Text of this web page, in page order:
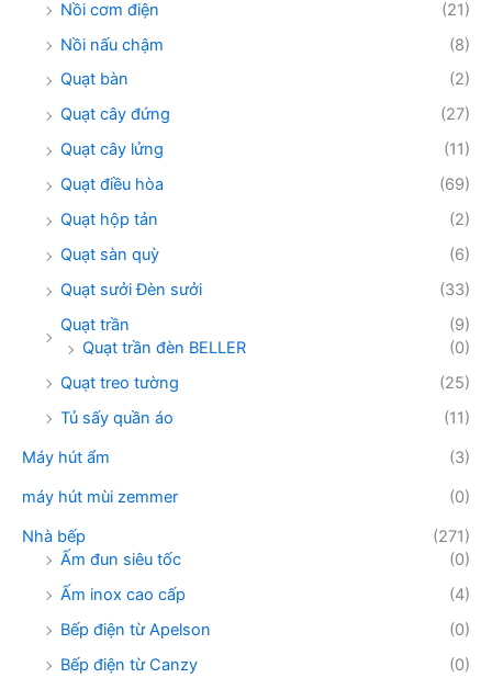
Nồi cơm điện
(21)
Nồi nấu chậm
(8)
Quạt bàn
(2)
Quạt cây đứng
(27)
Quạt cây lửng
(11)
Quạt điều hòa
(69)
Quạt hộp tản
(2)
Quạt sàn quỳ
(6)
Quạt sưởi Đèn sưởi
(33)
Quạt trần
(9)
Quạt trần đèn BELLER
(0)
Quạt treo tường
(25)
Tủ sấy quần áo
(11)
Máy hút ẩm
(3)
máy hút mùi zemmer
(0)
Nhà bếp
(271)
Ấm đun siêu tốc
(0)
Ấm inox cao cấp
(4)
Bếp điện từ Apelson
(0)
Bếp điện từ Canzy
(0)